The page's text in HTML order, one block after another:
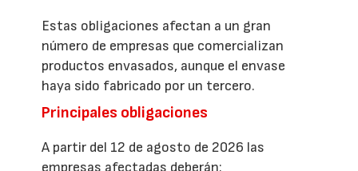
Estas obligaciones afectan a un gran
número de empresas que comercializan
productos envasados, aunque el envase
haya sido fabricado por un tercero.
Principales obligaciones
A partir del 12 de agosto de 2026 las